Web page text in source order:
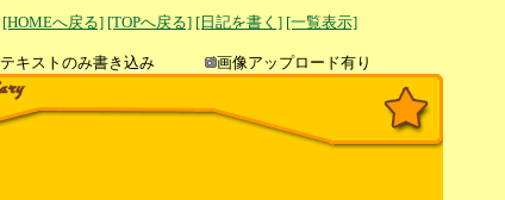
[HOMEへ戻る] [TOPへ戻る] [日記を書く] [一覧表示]
テキストのみ書き込み
画像アップロード有り